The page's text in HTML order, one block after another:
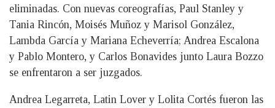
eliminadas. Con nuevas coreografías, Paul Stanley y
Tania Rincón, Moisés Muñoz y Marisol González,
Lambda García y Mariana Echeverría; Andrea Escalona
y Pablo Montero, y Carlos Bonavides junto Laura Bozzo
se enfrentaron a ser juzgados.
Andrea Legarreta, Latin Lover y Lolita Cortés fueron las